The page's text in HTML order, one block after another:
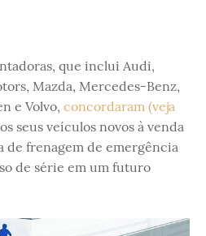
que inclui Audi,
Mazda, Mercedes-Benz,
e Volvo, concordaram (veja
seus veículos novos à venda
de frenagem de emergência
de série em um futuro